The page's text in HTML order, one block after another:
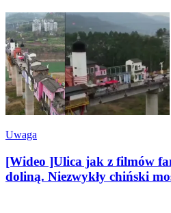
Uwaga
[Wideo ]Ulica jak z filmów
doliną. Niezwykły chiński